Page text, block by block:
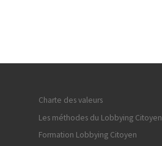
Charte des valeurs
Les méthodes du Lobbying Citoyen
Formation Lobbying Citoyen